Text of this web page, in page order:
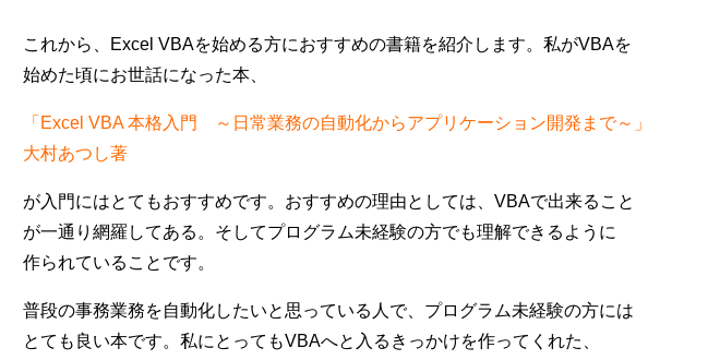
これから、Excel VBAを始める方におすすめの書籍を紹介します。私がVBAを
始めた頃にお世話になった本、
「Excel VBA 本格入門 ～日常業務の自動化からアプリケーション開発まで～」
大村あつし著
が入門にはとてもおすすめです。おすすめの理由としては、VBAで出来ること
が一通り網羅してある。そしてプログラム未経験の方でも理解できるように
作られていることです。
普段の事務業務を自動化したいと思っている人で、プログラム未経験の方には
とても良い本です。私にとってもVBAへと入るきっかけを作ってくれた、